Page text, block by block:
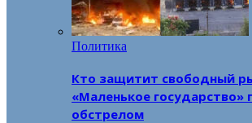
Политика
Кто защитит свободный
«Маленькое
обстрелом